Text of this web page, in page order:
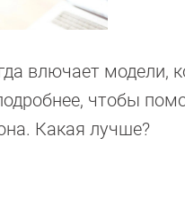
влючает
чтобы
Какая лучше?